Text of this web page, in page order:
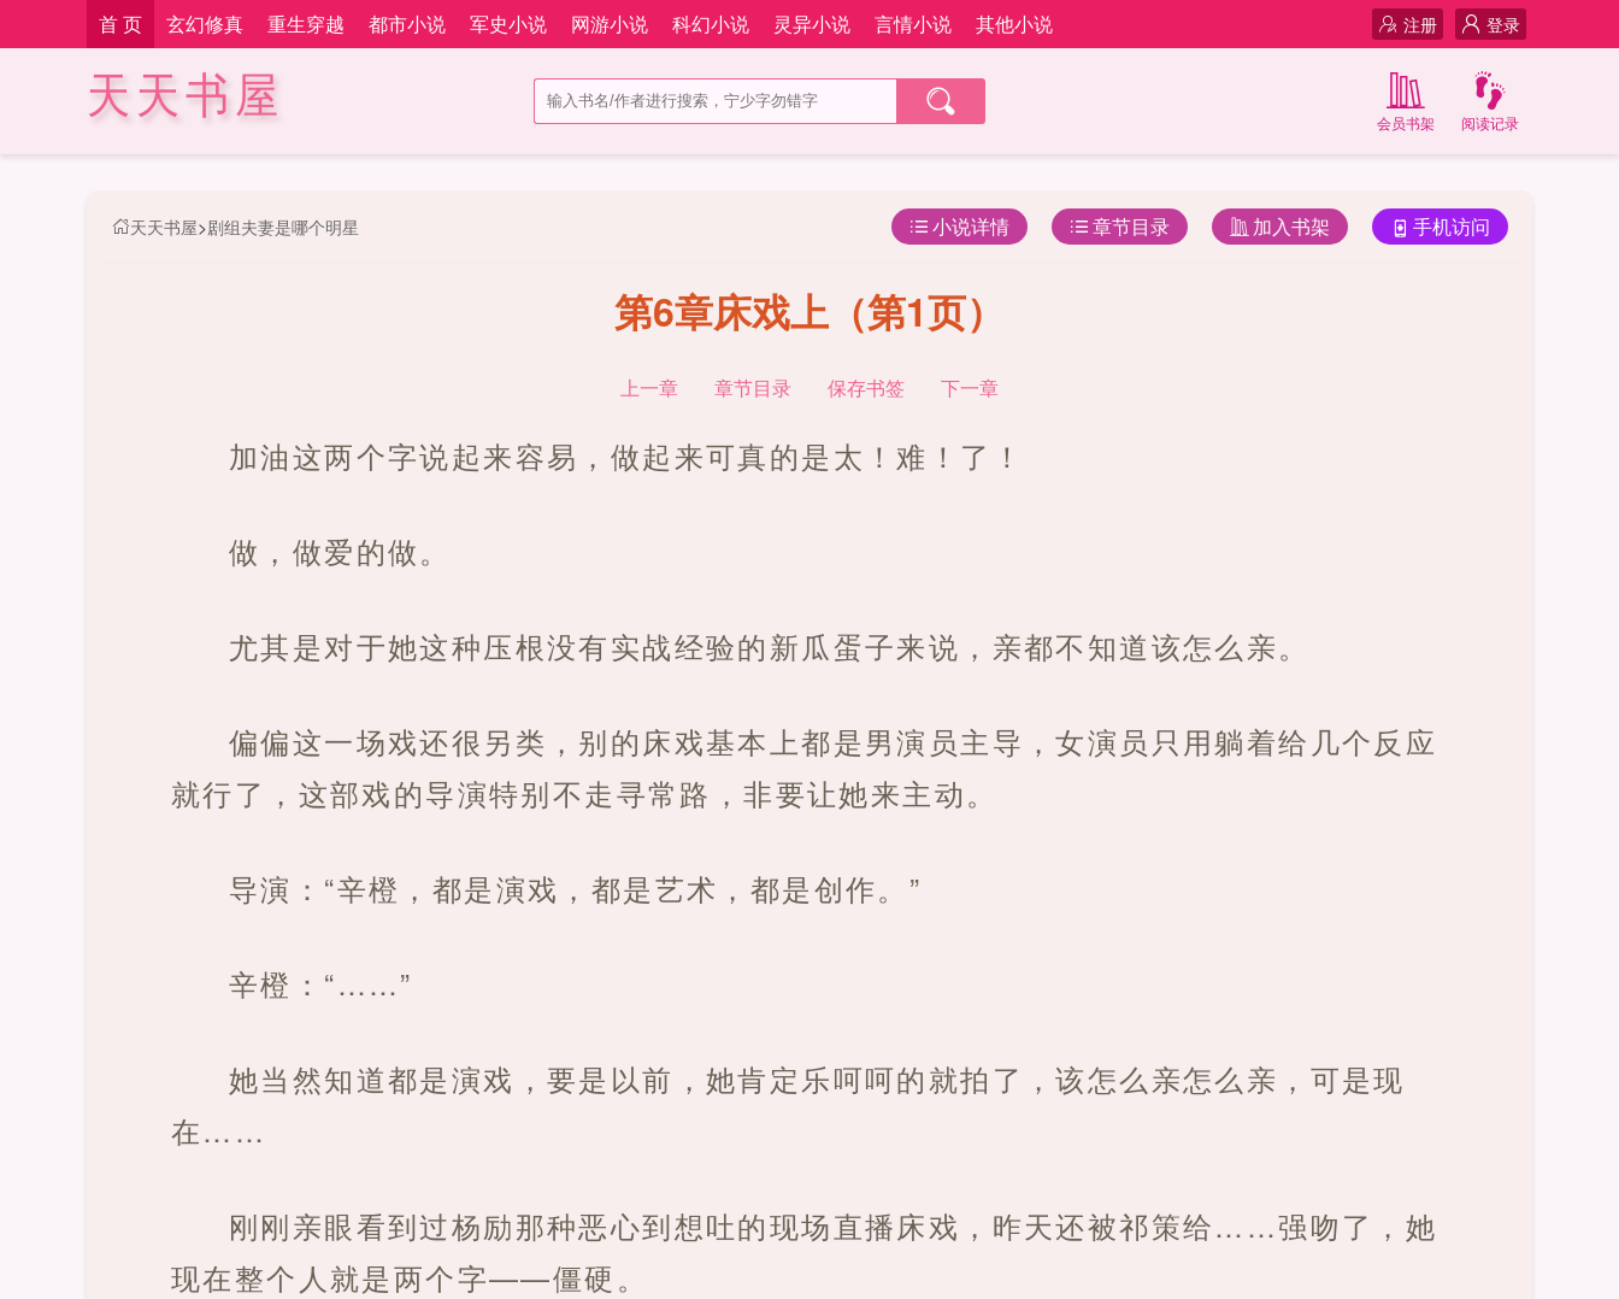
首 页 玄幻修真 重生穿越 都市小说 军史小说 网游小说 科幻小说 灵异小说 言情小说 其他小说 登录
注册
天天书屋 阅读记录
会员书架
天天书屋>剧组夫妻是哪个明星 手机访问
加入书架
章节目录
小说详情
第6章床戏上（第1页）
上一章 章节目录 保存书签 下一章
加油这两个字说起来容易，做起来可真的是太！难！了！
做，做爱的做。
尤其是对于她这种压根没有实战经验的新瓜蛋子来说，亲都不知道该怎么亲。
偏偏这一场戏还很另类，别的床戏基本上都是男演员主导，女演员只用躺着给几个反应
就行了，这部戏的导演特别不走寻常路，非要让她来主动。
导演：“辛橙，都是演戏，都是艺术，都是创作。”
辛橙：“……”
她当然知道都是演戏，要是以前，她肯定乐呵呵的就拍了，该怎么亲怎么亲，可是现
在……
刚刚亲眼看到过杨励那种恶心到想吐的现场直播床戏，昨天还被祁策给……强吻了，她
现在整个人就是两个字——僵硬。